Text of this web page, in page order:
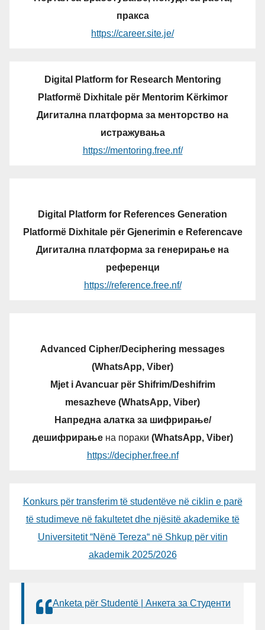
пракса
https://career.site.je/
Digital Platform for Research Mentoring
Platformë Dixhitale për Mentorim Kërkimor
Дигитална платформа за менторство на
истражувања
https://mentoring.free.nf/
Digital Platform for References Generation
Platformë Dixhitale për Gjenerimin e Referencave
Дигитална платформа за генерирање на
референци
https://reference.free.nf/
Advanced Cipher/Deciphering messages
(WhatsApp, Viber)
Mjet i Avancuar për Shifrim/Deshifrim
mesazheve (WhatsApp, Viber)
Напредна алатка за шифрирање/
дешифрирањена пораки (WhatsApp, Viber)
https://decipher.free.nf
Konkurs për transferim të studentëve në ciklin e parë
të studimeve në fakultetet dhe njësitë akademike të
Universitetit “Nënë Tereza“ në Shkup për vitin
akademik 2025/2026
Anketa për Studentë | Анкета за Студенти